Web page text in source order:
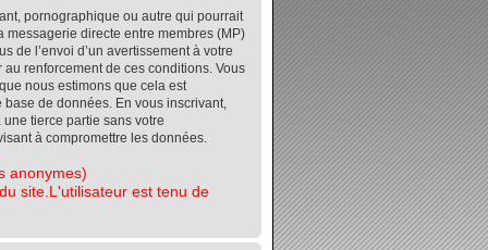
pornographique ou autre qui pourrait
messagerie directe entre membres (MP)
de l’envoi d’un avertissement à votre
renforcement de ces conditions. Vous
nous estimons que cela est
de données. En vous inscrivant,
tierce partie sans votre
à compromettre les données.
anonymes)
site.L'utilisateur est tenu de